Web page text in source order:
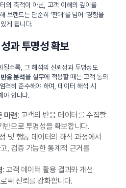
의 축적이 아닌, 고객 이해의 깊이를
브랜드는 단순히 ‘판매’를 넘어 ‘경험을
게 됩니다.
과 투명성 확보
될수록, 그 해석의 신뢰성과 투명성도
응 분석을 실무에 적용할 때는 고객 동의
격히 준수해야 하며, 데이터 해석 시
야 합니다.
마련: 고객의 반응 데이터를 수집할
반으로 투명성을 확보합니다.
및 행동 데이터의 해석 과정에서
, 검증 가능한 통계적 근거를
: 고객 데이터 활용 결과와 개선
써 신뢰를 강화합니다.